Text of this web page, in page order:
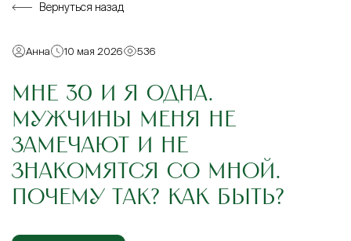
Вернуться назад
Анна 10 мая 2026 536
МНЕ 30 И Я ОДНА.
МУЖЧИНЫ МЕНЯ НЕ
ЗАМЕЧАЮТ И НЕ
ЗНАКОМЯТСЯ СО МНОЙ.
ПОЧЕМУ ТАК? КАК БЫТЬ?